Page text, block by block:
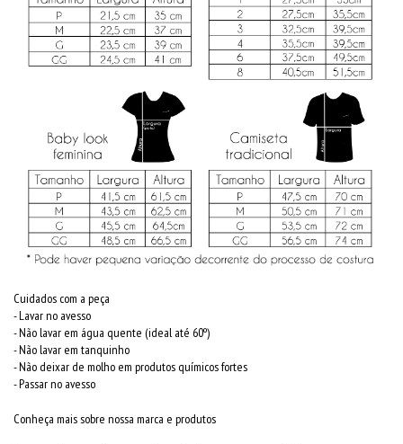
Cuidados com a peça
- Lavar no avesso
- Não lavar em água quente (ideal até 60º)
- Não lavar em tanquinho
- Não deixar de molho em produtos químicos fortes
- Passar no avesso
Conheça mais sobre nossa marca e produtos